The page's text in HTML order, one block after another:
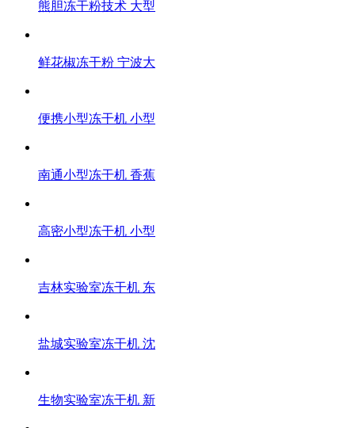
熊胆冻干粉技术 大型
鲜花椒冻干粉 宁波大
便携小型冻干机 小型
南通小型冻干机 香蕉
高密小型冻干机 小型
吉林实验室冻干机 东
盐城实验室冻干机 沈
生物实验室冻干机 新